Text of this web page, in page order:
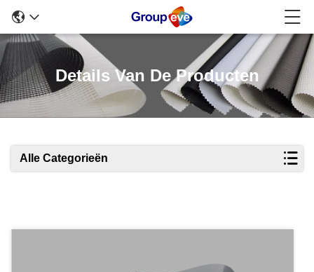
Details Van De Producten
Alle Categorieën